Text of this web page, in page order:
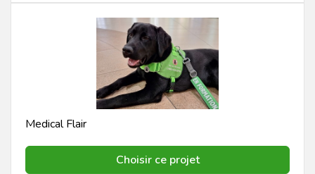
Medical Flair
Choisir ce projet